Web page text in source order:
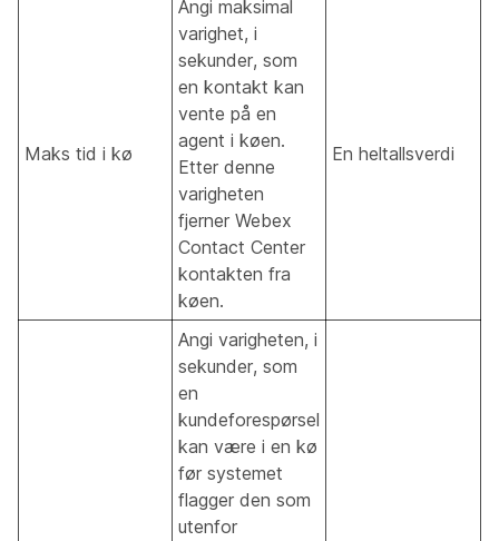
Maks tid i kø
Angi maksimal
varighet, i
sekunder, som
en kontakt kan
vente på en
agent i køen.
Etter denne
varigheten
fjerner Webex
Contact Center
kontakten fra
køen.
En heltallsverdi
Angi varigheten, i
sekunder, som
en
kundeforespørsel
kan være i en kø
før systemet
flagger den som
utenfor